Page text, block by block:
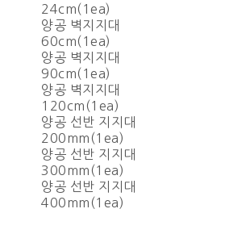
24cm(1ea)
양공 벽지지대
60cm(1ea)
양공 벽지지대
90cm(1ea)
양공 벽지지대
120cm(1ea)
양공 선반 지지대
200mm(1ea)
양공 선반 지지대
300mm(1ea)
양공 선반 지지대
400mm(1ea)